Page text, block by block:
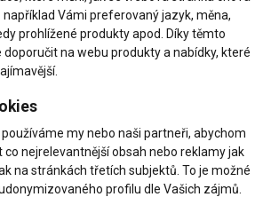
Vámi preferovaný jazyk, měna,
prohlížené produkty apod. Díky těmto
na webu produkty a nabídky, které
my nebo naši partneři, abychom
nejrelevantnější obsah nebo reklamy jak
na stránkách třetích subjektů. To je možné
profilu dle Vašich zájmů.